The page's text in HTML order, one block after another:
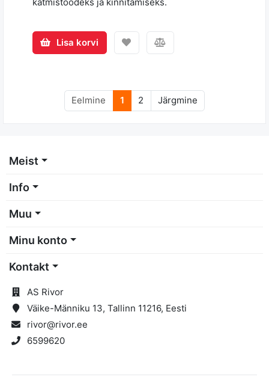
Lisa korvi
Eelmine 1 2 Järgmine
Meist
Info
Muu
Minu konto
Kontakt
AS Rivor
Väike-Männiku 13, Tallinn 11216, Eesti
rivor@rivor.ee
6599620